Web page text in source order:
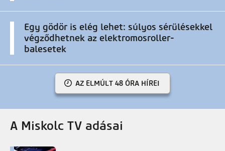
Egy gödör is elég lehet: súlyos sérülésekkel
végződhetnek az elektromosroller-
balesetek
AZ ELMÚLT 48 ÓRA HÍREI
A Miskolc TV adásai